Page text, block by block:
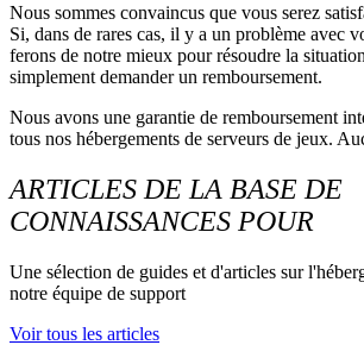
Nous sommes convaincus que vous serez
Si, dans de rares cas, il y a un problème avec
ferons de notre mieux pour résoudre la
simplement demander un remboursement.
Nous avons une garantie de remboursement
tous nos hébergements de serveurs de jeux.
ARTICLES DE LA BASE DE
CONNAISSANCES POUR
Une sélection de guides et d'articles sur
notre équipe de support
Voir tous les articles